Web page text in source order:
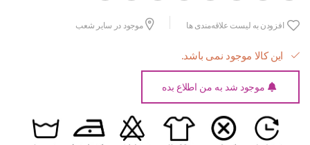
افزودن به لیست علاقه‌مندی ها موجود در سایر شعب
این کالا موجود نمی باشد.
موجود شد به من اطلاع بده